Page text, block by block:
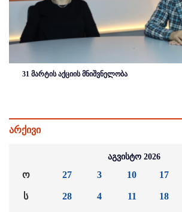
31 მარტის აქციის მნიშვნელობა
არქივი
აგვისტო 2026
ო
ს
27
28
3
4
10
11
17
18